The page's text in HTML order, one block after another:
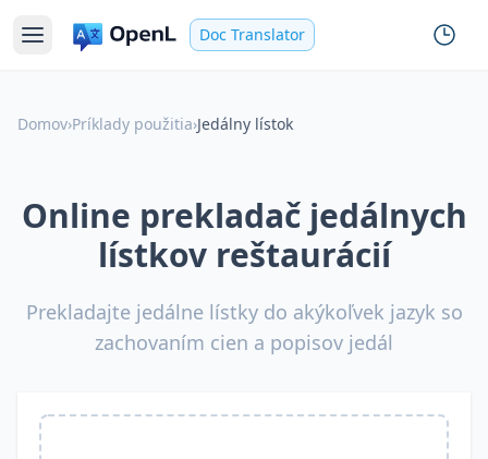
Doc Translator
Domov›Príklady použitia›Jedálny lístok
Online prekladač jedálnych
lístkov reštaurácií
Prekladajte jedálne lístky do akýkoľvek jazyk so
zachovaním cien a popisov jedál